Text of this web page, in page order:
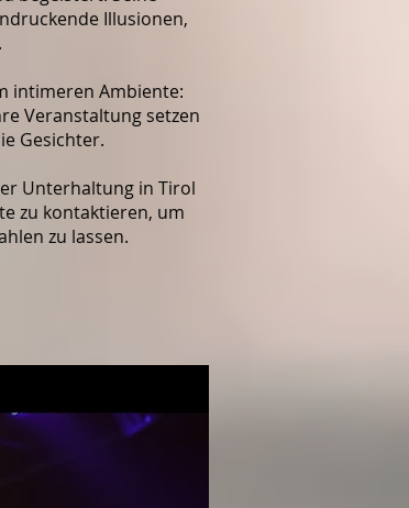
Illusionen,
intimeren Ambiente:
Veranstaltung setzen
Gesichter.
Unterhaltung in Tirol
zu kontaktieren, um
zu lassen.